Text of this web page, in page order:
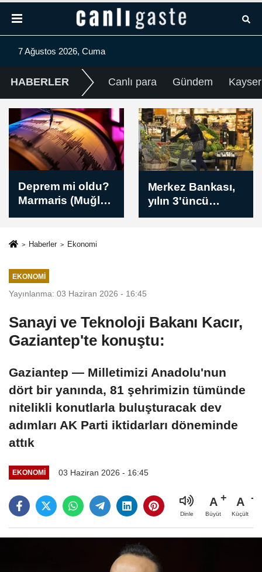
7 Ağustos 2026, Cuma
HABERLER Canlı para Gündem
Merkez Bankası,
yılın 3'üncü
Enflasyon
Ağustos'ta
açıklayacak
Günlük elektrik
üretim ve tüketim
verileri / 7
Haberler Ekonomi
EKONOMI
Yayınlanma: 03 Haziran 2026 - 16:45
Sanayi ve Teknoloji Bakanı Kacır,
Gaziantep'te konuştu:
Gaziantep — Milletimizi Anadolu'nun
dört bir yanında, 81 şehrimizin tümünde
nitelikli konutlarla buluşturacak dev
adımları AK Parti iktidarları döneminde
attık
EKONOMI 03 Haziran 2026 - 16:45
Dinle
A
Büyüt
A
Küçült